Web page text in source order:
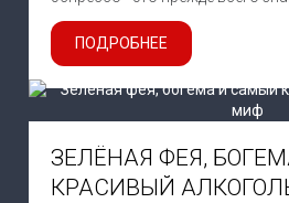
ПОДРОБНЕЕ
ЗЕЛЁНАЯ ФЕЯ,
КРАСИВЫЙ